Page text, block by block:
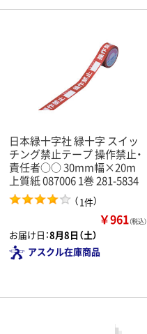
日本緑十字社 緑十字 スイッ
チング禁止テープ 操作禁止・
責任者○○ 30mm幅×20m
上質紙 087006 1巻 281-5834
（1件）
￥961（税込）
お届け日：8月8日（土）
アスクル在庫商品